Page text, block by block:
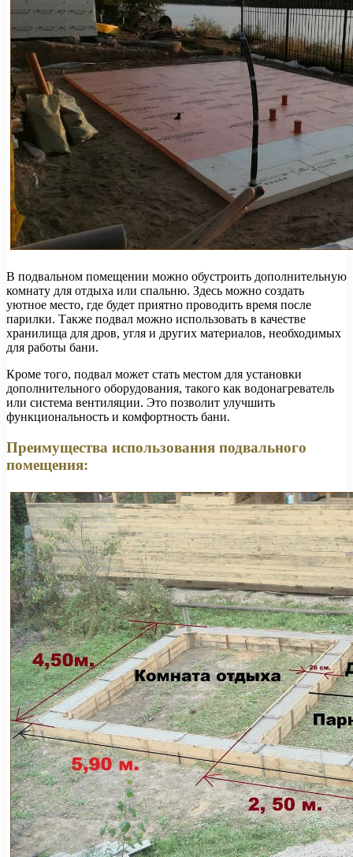
В подвальном помещении можно обустроить дополнительную
комнату для отдыха или спальню. Здесь можно создать
уютное место, где будет приятно проводить время после
парилки. Также подвал можно использовать в качестве
хранилища для дров, угля и других материалов, необходимых
для работы бани.
Кроме того, подвал может стать местом для установки
дополнительного оборудования, такого как водонагреватель
или система вентиляции. Это позволит улучшить
функциональность и комфортность бани.
Преимущества использования подвального
помещения: